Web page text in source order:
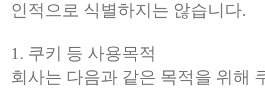
인적으로 식별하지는 않습니다.
1. 쿠키 등 사용목적
회사는 다음과 같은 목적을 위해